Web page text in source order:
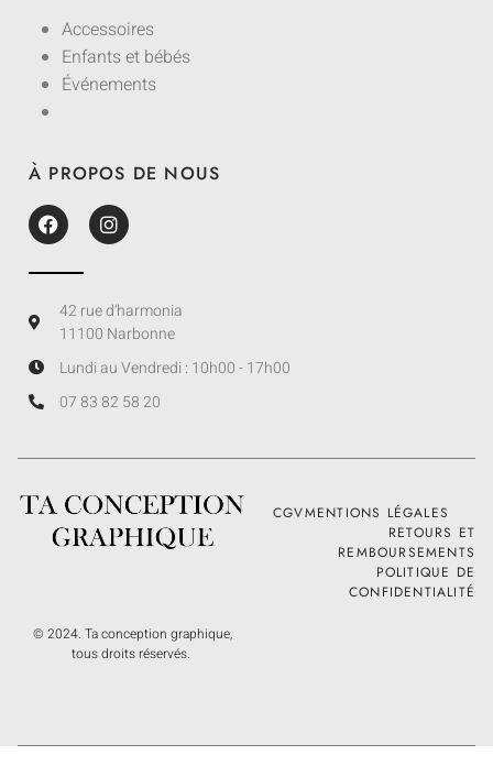
Accessoires
Enfants et bébés
Événements
À PROPOS DE NOUS
42 rue d'harmonia
11100 Narbonne
Lundi au Vendredi : 10h00 - 17h00
07 83 82 58 20
CGVMENTIONS LÉGALES
RETOURS ET
REMBOURSEMENTS
POLITIQUE DE
CONFIDENTIALITÉ
© 2024. Ta conception graphique,
tous droits réservés.